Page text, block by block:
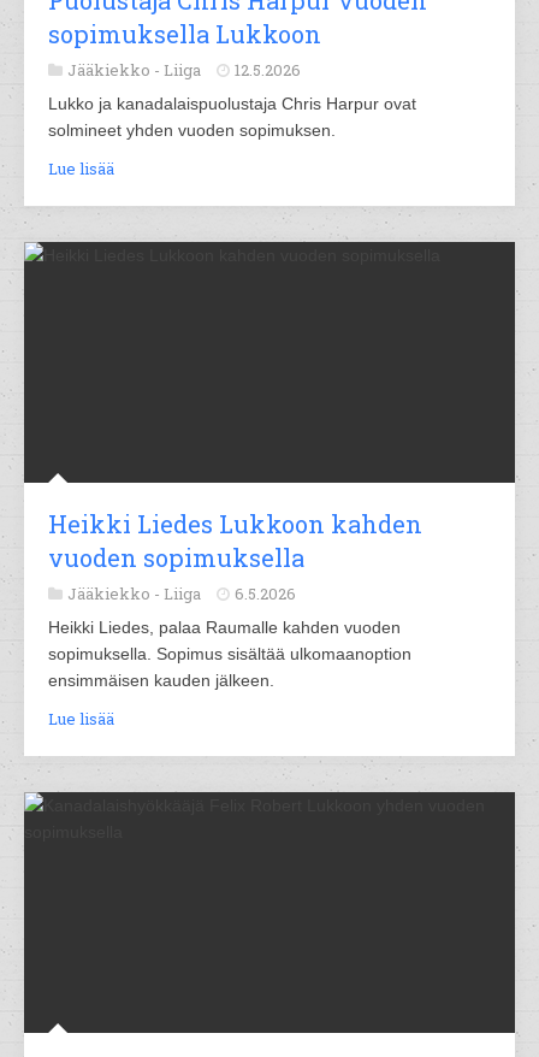
sopimuksella Lukkoon
Jääkiekko - Liiga 12.5.2026
Lukko ja kanadalaispuolustaja Chris Harpur ovat
solmineet yhden vuoden sopimuksen.
Lue lisää
Heikki Liedes Lukkoon kahden
vuoden sopimuksella
Jääkiekko - Liiga 6.5.2026
Heikki Liedes, palaa Raumalle kahden vuoden
sopimuksella. Sopimus sisältää ulkomaanoption
ensimmäisen kauden jälkeen.
Lue lisää